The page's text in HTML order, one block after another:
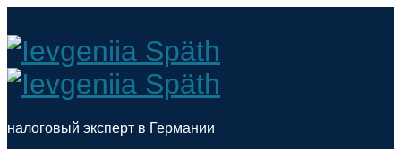
Ievgeniia
Späth
налоговый эксперт в Германии